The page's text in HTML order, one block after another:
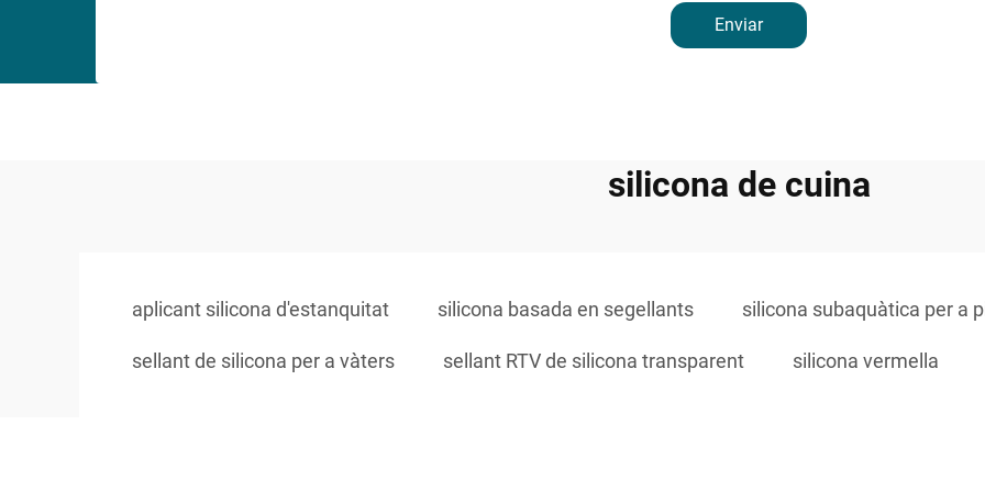
Enviar
silicona de cuina
aplicant silicona d'estanquitat silicona basada en segellants silicona subaquàtica per a
sellant de silicona per a vàters sellant RTV de silicona transparent silicona vermella